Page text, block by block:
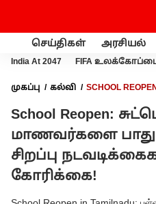
செய்திகள் அரசியல்
India At 2047 FIFA
முகப்பு கல்வி
SCHOOL
எழும் கோரிக்கை!
School Reopen:
மாணவர்களை
சிறப்பு
கோரிக்கை!